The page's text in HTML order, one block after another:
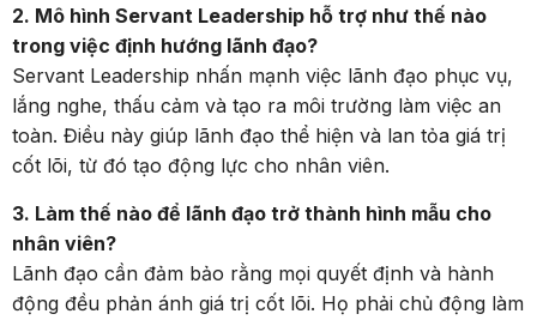
2. Mô hình Servant Leadership hỗ trợ như thế nào
trong việc định hướng lãnh đạo?
Servant Leadership nhấn mạnh việc lãnh đạo phục vụ,
lắng nghe, thấu cảm và tạo ra môi trường làm việc an
toàn. Điều này giúp lãnh đạo thể hiện và lan tỏa giá trị
cốt lõi, từ đó tạo động lực cho nhân viên.
3. Làm thế nào để lãnh đạo trở thành hình mẫu cho
nhân viên?
Lãnh đạo cần đảm bảo rằng mọi quyết định và hành
động đều phản ánh giá trị cốt lõi. Họ phải chủ động làm